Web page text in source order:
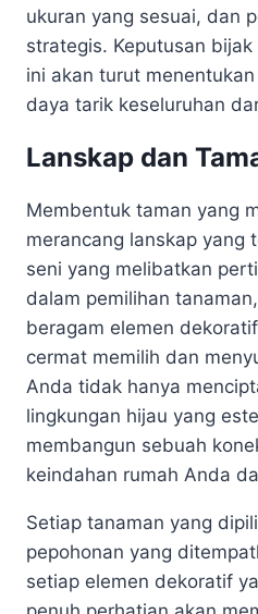
ukuran yang sesuai, dan
strategis. Keputusan
ini akan turut
daya tarik keseluruhan
Lanskap dan
Membentuk taman yang
merancang lanskap yang
seni yang melibatkan
dalam pemilihan
beragam elemen
cermat memilih dan
Anda tidak hanya
lingkungan hijau yang
membangun sebuah
keindahan rumah Anda
Setiap tanaman yang
pepohonan yang
setiap elemen dekoratif